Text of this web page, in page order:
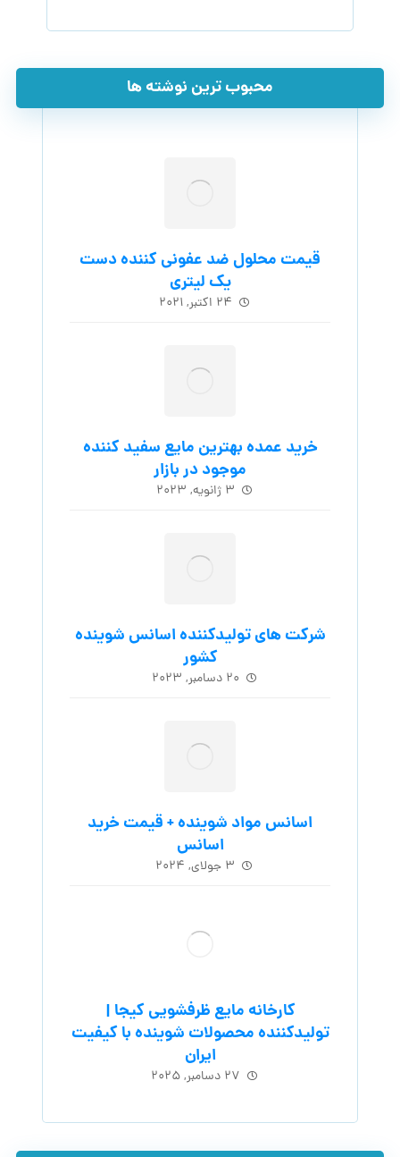
محبوب ترین نوشته ها
قیمت محلول ضد عفونی کننده دست
یک لیتری
۲۴ اکتبر, ۲۰۲۱
خرید عمده بهترین مایع سفید کننده
موجود در بازار
۳ ژانویه, ۲۰۲۳
شرکت های تولیدکننده اسانس شوینده
کشور
۲۰ دسامبر, ۲۰۲۳
اسانس مواد شوینده + قیمت خرید
اسانس
۳ جولای, ۲۰۲۴
کارخانه مایع ظرفشویی کیجا |
تولیدکننده محصولات شوینده با کیفیت
ایران
۲۷ دسامبر, ۲۰۲۵